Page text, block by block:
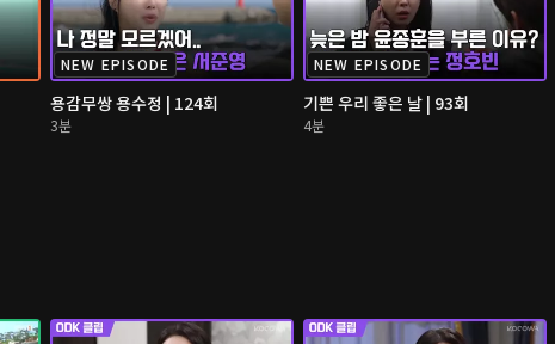
NEW EPISODE
용감무쌍 용수정 | 124회
3분
NEW EPISODE
기쁜 우리 좋은 날 | 93회
4분